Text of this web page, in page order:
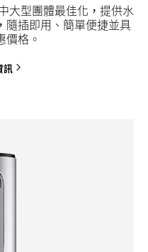
大型團體最佳化，提供水
隨插即用、簡單便捷並具
價格。
訊